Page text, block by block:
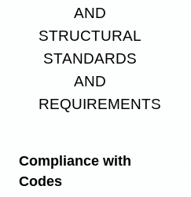
AND
STRUCTURAL
STANDARDS
AND
REQUIREMENTS
Compliance with
Codes